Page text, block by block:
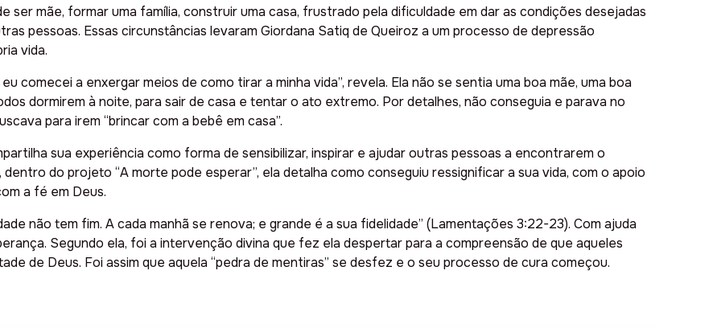
ser mãe, formar uma família, construir uma casa, frustrado pela dificuldade em dar as condições desejadas
pessoas. Essas circunstâncias levaram Giordana Satiq de Queiroz a um processo de depressão
vida.
comecei a enxergar meios de como tirar a minha vida”, revela. Ela não se sentia uma boa mãe, uma boa
dormirem à noite, para sair de casa e tentar o ato extremo. Por detalhes, não conseguia e parava no
para irem “brincar com a bebê em casa”.
sua experiência como forma de sensibilizar, inspirar e ajudar outras pessoas a encontrarem o
do projeto “A morte pode esperar”, ela detalha como conseguiu ressignificar a sua vida, com o apoio
a fé em Deus.
não tem fim. A cada manhã se renova; e grande é a sua fidelidade” (Lamentações 3:22-23). Com ajuda
Segundo ela, foi a intervenção divina que fez ela despertar para a compreensão de que aqueles
de Deus. Foi assim que aquela “pedra de mentiras” se desfez e o seu processo de cura começou.